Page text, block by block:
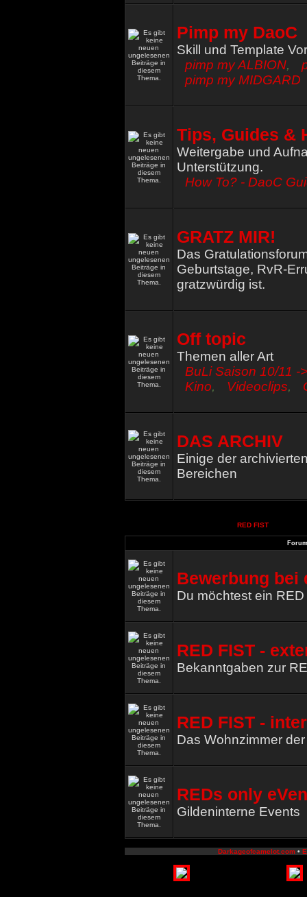
Pimp my DaoC
Skill und Template
pimp my ALBION,
pimp my MIDGARD
Tips, Guides &
Weitergabe und
Unterstützung.
How To? - DaoC
GRATZ MIR!
Das
Geburtstage, RvR-
gratzwürdig ist.
Off topic
Themen aller Art
BuLi Saison 10/11 -
Kino, Videoclips,
DAS ARCHIV
Einige der
Bereichen
RED FIST
Bewerbung bei
Du möchtest ein
RED FIST -
Bekanntgaben zur
RED FIST -
Das Wohnzimmer
REDs only
Gildeninterne Events
Darkageofcamelot.com •